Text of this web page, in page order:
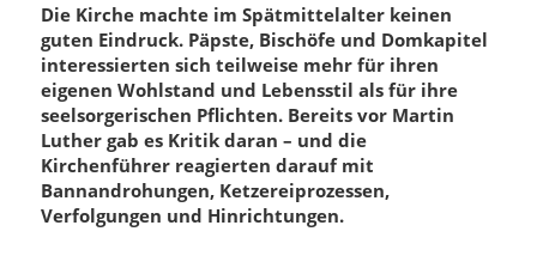
Die Kirche machte im Spätmittelalter keinen
guten Eindruck. Päpste, Bischöfe und Domkapitel
interessierten sich teilweise mehr für ihren
eigenen Wohlstand und Lebensstil als für ihre
seelsorgerischen Pflichten. Bereits vor Martin
Luther gab es Kritik daran – und die
Kirchenführer reagierten darauf mit
Bannandrohungen, Ketzereiprozessen,
Verfolgungen und Hinrichtungen.